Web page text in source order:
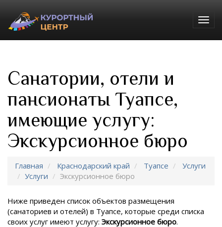
Санатории, отели и
пансионаты Туапсе,
имеющие услугу:
Экскурсионное бюро
Главная Краснодарский край Туапсе
Услуги
Услуги
Экскурсионное бюро
Ниже приведен список объектов размещения
(санаториев и отелей) в Туапсе, которые среди списка
своих услуг имеют услугу: Экскурсионное бюро.